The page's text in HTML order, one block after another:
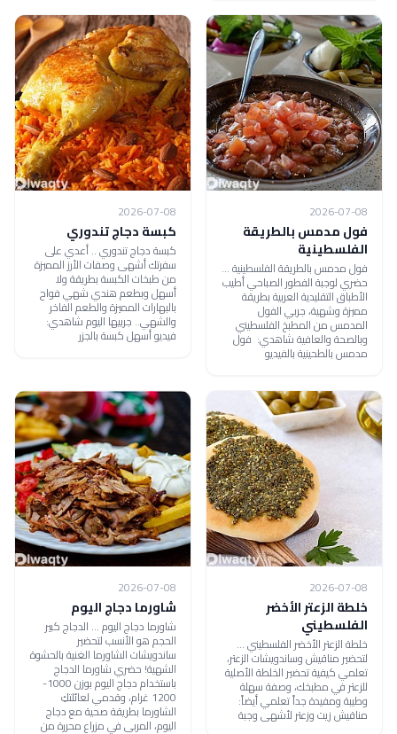
2026-07-08
فول مدمس بالطريقة
الفلسطينية
فول مدمس بالطريقة الفلسطينية ...
حضري لوجبة الفطور الصباحي أطيب
الأطباق التقليدية العربية بطريقة
مميزة وشهية، جربي الفول
المدمس من المطبخ الفلسطيني
وبالصحة والعافية شاهدي: فول
مدمس بالطحينية بالفيديو
2026-07-08
كبسة دجاج تندوري
كبسة دجاج تندوري .. أعدي على
سفرتك أشهى وصفات الأرز المميزة
من طبخات الكبسة بطريقة ولا
أسهل وبطعم هندي شهي فواح
بالبهارات المميزة والطعم الفاخر
والشهي.. جربيها اليوم شاهدي:
فيديو أسهل كبسة بالجزر
2026-07-08
خلطة الزعتر الأخضر
الفلسطيني
خلطة الزعتر الأخضر الفلسطيني ...
لتحضير مناقيش وساندويشات الزعتر،
تعلمي كيفية تحضير الخلطة الأصلية
للزعتر في مطبخك، وصفة سهلة
وطيبة ومفيدة جداً تعلمي أيضاً:
مناقيش زيت وزعتر لأشهى وجبة
2026-07-08
شاورما دجاج اليوم
شاورما دجاج اليوم ... الدجاج كبير
الحجم هو الأنسب لتحضير
ساندويشات الشاورما الغنية بالحشوة
الشهية! حضري شاورما الدجاج
باستخدام دجاج اليوم بوزن 1000-
1200 غرام، وقدمي لعائلتكِ
الشاورما بطريقة صحية مع دجاج
اليوم، المربى في مزراع محررة من